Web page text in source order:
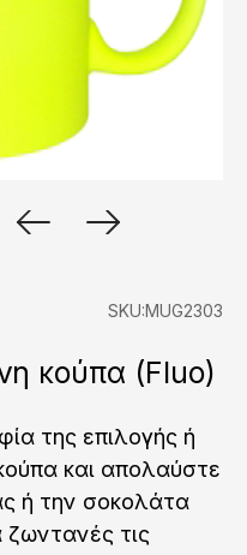
SKU:MUG2303
κούπα (Fluo)
της επιλογής ή
και απολαύστε
ή την σοκολάτα
τις